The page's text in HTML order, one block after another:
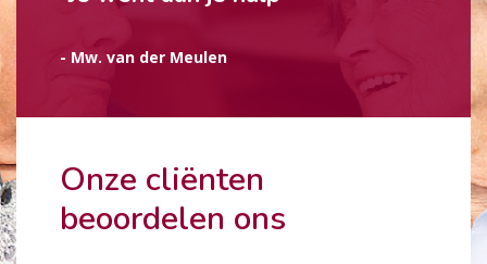
Onze cliënten
beoordelen ons
- Mw. van der Meulen